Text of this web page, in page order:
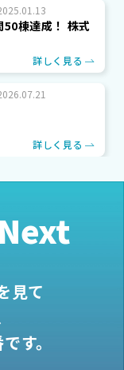
50棟達成！ 株式
詳しく見る
詳しく見る
見て
す。